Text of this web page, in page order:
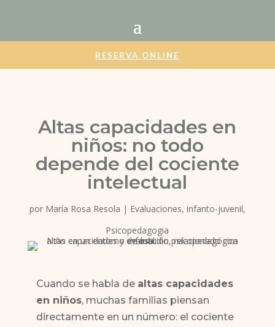
RESERVA ONLINE
Altas capacidades en
niños: no todo
depende del cociente
intelectual
por María Rosa Resola | Evaluaciones, infanto-juvenil,
Psicopedagogia
Cuando se habla de altas capacidades
en niños, muchas familias piensan
directamente en un número: el cociente